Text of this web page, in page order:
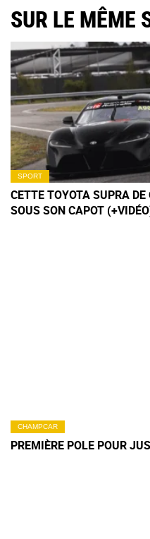
SUR LE MÊME
SPORT
CETTE TOYOTA SUPRA
SOUS SON CAPOT
CHAMPCAR
PREMIÈRE POLE POUR